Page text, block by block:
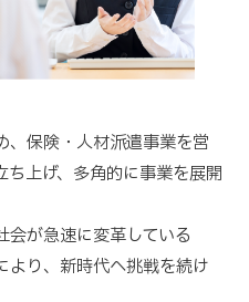
、保険・人材派遣事業を営
上げ、多角的に事業を展開
会が急速に変革している
より、新時代へ挑戦を続け